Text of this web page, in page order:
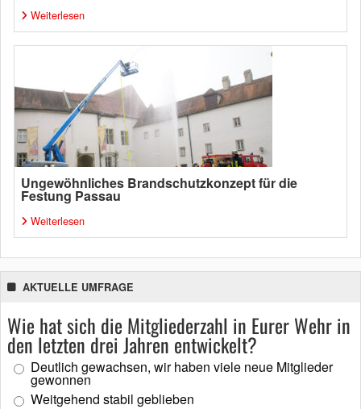
Weiterlesen
Ungewöhnliches Brandschutzkonzept für die
Festung Passau
Weiterlesen
AKTUELLE UMFRAGE
Wie hat sich die Mitgliederzahl in Eurer Wehr in
den letzten drei Jahren entwickelt?
Deutlich gewachsen, wir haben viele neue Mitglieder
gewonnen
Weitgehend stabil geblieben